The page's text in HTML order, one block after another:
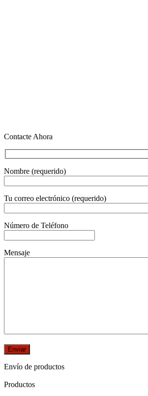
Contacte Ahora
Nombre (requerido)
Tu correo electrónico (requerido)
Número de Teléfono
Mensaje
Envío de productos
Productos